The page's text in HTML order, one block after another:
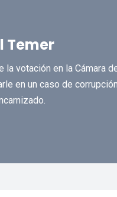
Temer
votación en la Cámara
en un caso de